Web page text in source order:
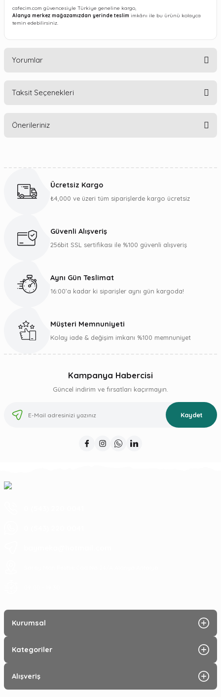
cafecim.com güvencesiyle Türkiye geneline kargo,
Alanya merkez mağazamızdan yerinde teslim imkânı ile bu ürünü kolayca
temin edebilirsiniz.
Yorumlar
Taksit Seçenekleri
Önerileriniz
Görüş ve önerileriniz için teşekkür ederiz.
Ürün bilgilerinde hatalar bulunuyor.
Gönder
Ücretsiz Kargo
₺4,000 ve üzeri tüm siparişlerde kargo ücretsiz
Güvenli Alışveriş
256bit SSL sertifikası ile %100 güvenli alışveriş
Aynı Gün Teslimat
16:00’a kadar ki siparişler aynı gün kargoda!
Müşteri Memnuniyeti
Kolay iade & değişim imkanı %100 memnuniyet
Kampanya Habercisi
Güncel indirim ve fırsatları kaçırmayın.
Kaydet
Kurumsal
Kategoriler
Alışveriş